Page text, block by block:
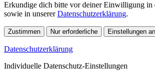
Erkundige dich bitte vor deiner Einwilligung in
sowie in unsererDatenschutzerklärung.
Zustimmen Nur erforderliche Einstellungen
Datenschutzerklärung
Individuelle Datenschutz-Einstellungen